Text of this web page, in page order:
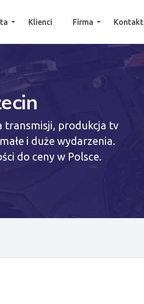
Klienci Firma Kontakt
transmisji, produkcja tv
i duże wydarzenia.
do ceny w Polsce.